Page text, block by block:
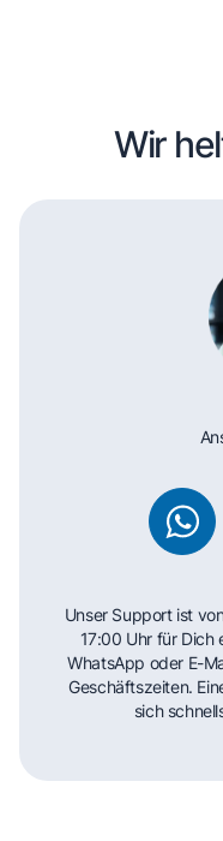
Wir
Unser Support ist
17:00 Uhr für Dich
WhatsApp oder E-
Geschäftszeiten.
sich